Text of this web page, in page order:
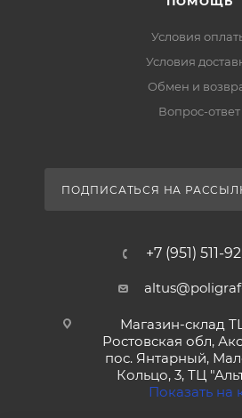
Условия
Условия
Обмен и
Вопрос-ответ
ПОДПИСАТЬСЯ НА
+7 (951) 511-
Магазин-склад
Ростовская обл,
пос. Янтарный,
Кольцо, 3, ТЦ
Показать на